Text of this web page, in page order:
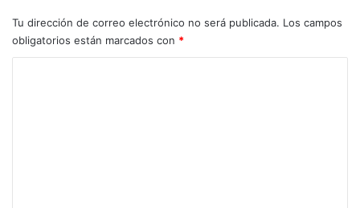
Tu dirección de correo electrónico no será publicada. Los campos
obligatorios están marcados con *